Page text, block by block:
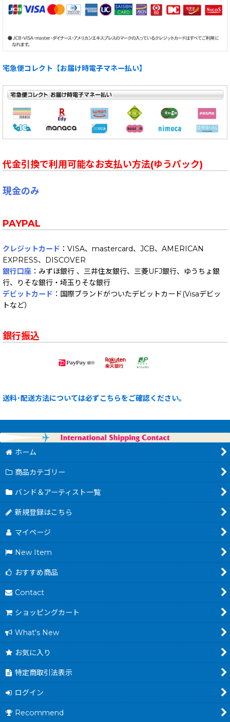
宅急便コレクト【お届け時電子マネー払い】
代金引換で利用可能なお支払い方法(ゆうパック)
現金のみ
PAYPAL
クレジットカード ：VISA、mastercard、JCB、AMERICAN
EXPRESS、DISCOVER
銀行口座 ：みずほ銀行 、三井住友銀行、三菱UFJ銀行、ゆうちょ銀
行、りそな銀行・埼玉りそな銀行
デビットカード ：国際ブランドがついたデビットカード(Visaデビッ
トなど）
銀行振込
送料･配送方法については必ずこちらをご確認ください。
ホーム
商品カテゴリー
バンド＆アーティスト一覧
新規登録はこちら
マイページ
New Item
おすすめ商品
Contact
ショッピングカート
What's New
お気に入り
特定商取引法表示
ログイン
Recommend